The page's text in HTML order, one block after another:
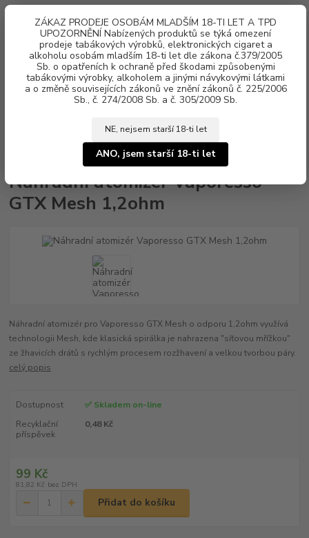
ZÁKAZ PRODEJE OSOBÁM MLADŠÍM 18-TI LET A TPD
UPOZORNĚNÍ Nabízených produktů se týká omezení
prodeje tabákových výrobků, elektronických cigaret a
alkoholu osobám mladším 18-ti let dle zákona č.379/2005
Sb. o opatřeních k ochraně před škodami způsobenými
tabákovými výrobky, alkoholem a jinými návykovými látkami
a o změně souvisejících zákonů ve znění zákonů č. 225/2006
Sb., č. 274/2008 Sb. a č. 305/2009 Sb.
NE, nejsem starší 18-ti let
ANO, jsem starší 18-ti let
Menu
za0 Kč
Vaporesso GTX Mesh 1,2ohm
Náhradní atomizér Vaporesso
GTX Mesh 1,2ohm
Náhradní atomizér pro Vaporesso GTX Mesh o odporu 1,2ohm využívá
technologii Mesh, kde klasická spirálka je nahrazena "síťovou mřížkou"
ze žhavicích drátů s rychlým procesem rozžhavení a velkou tvorbou páry.
celý popis
Dostupnost
✅ Skladem on-line
Recyklační
příspěvek
0,48 Kč
99 Kč
81,82 Kč bez DPH
Přidat do košíku